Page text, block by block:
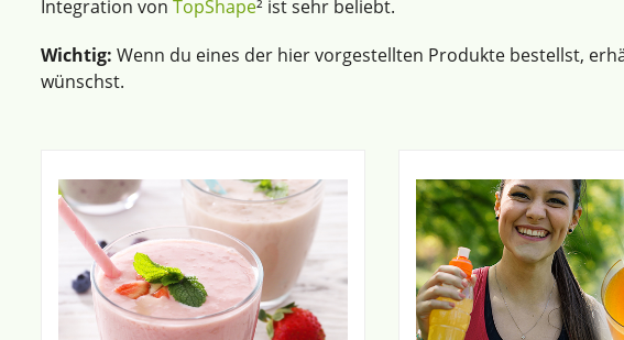
Integration von TopShape² ist sehr beliebt.
Wichtig: Wenn du eines der hier vorgestellten Produkte bestellst,
wünschst.